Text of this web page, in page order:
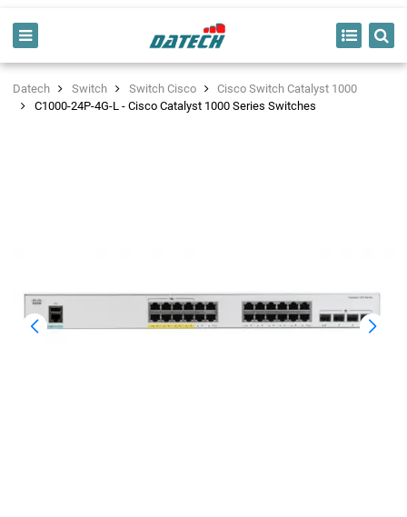
Datech Switch Switch Cisco
Cisco Switch Catalyst 1000
C1000-24P-4G-L - Cisco Catalyst 1000 Series Switches